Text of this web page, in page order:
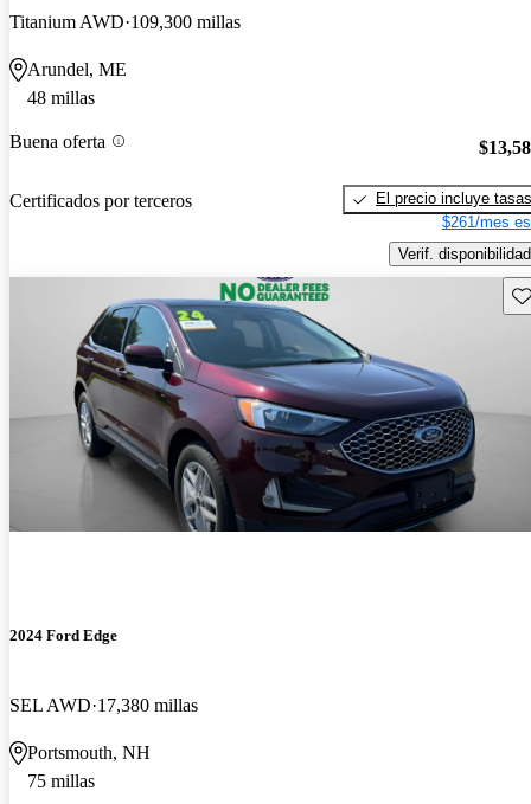
Titanium AWD 109,300 millas
Arundel, ME
48 millas
Buena oferta
Certificados por terceros
El precio incluye tasas
$261/mes
Verif. disponibilidad
2024 Ford Edge
SEL AWD 17,380 millas
Portsmouth, NH
75 millas